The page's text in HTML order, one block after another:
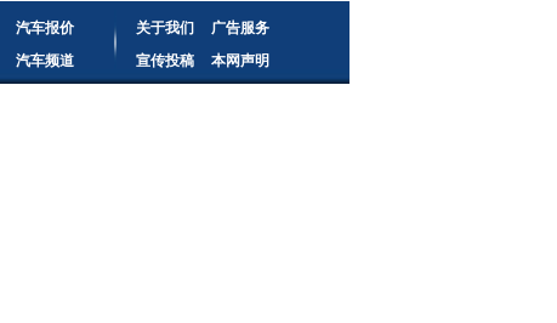
汽车报价
汽车频道
关于我们
广告服务
宣传投稿
本网声明